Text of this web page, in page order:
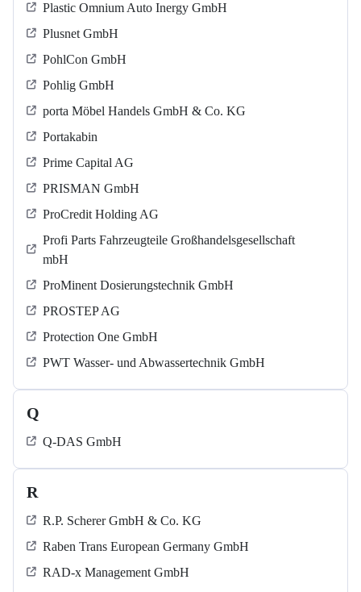
Plastic Omnium Auto Inergy GmbH
Plusnet GmbH
PohlCon GmbH
Pohlig GmbH
porta Möbel Handels GmbH & Co. KG
Portakabin
Prime Capital AG
PRISMAN GmbH
ProCredit Holding AG
Profi Parts Fahrzeugteile Großhandelsgesellschaft
mbH
ProMinent Dosierungstechnik GmbH
PROSTEP AG
Protection One GmbH
PWT Wasser- und Abwassertechnik GmbH
Q
Q-DAS GmbH
R
R.P. Scherer GmbH & Co. KG
Raben Trans European Germany GmbH
RAD-x Management GmbH